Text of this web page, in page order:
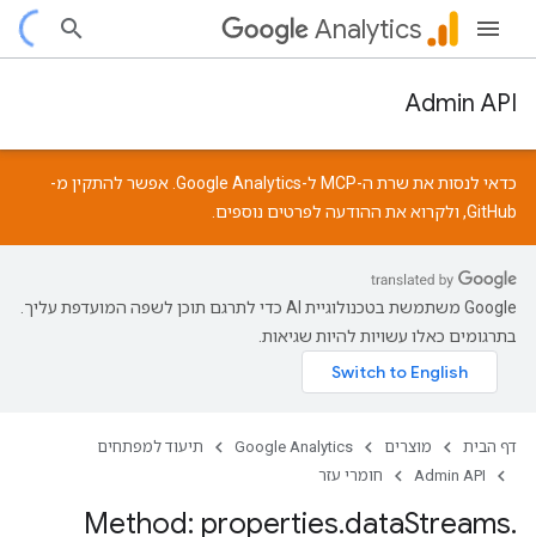
Analytics
Admin API
כדאי לנסות את שרת ה-MCP ל-Google Analytics. אפשר להתקין מ-
GitHub, ולקרוא את ההודעה לפרטים נוספים.
‫Google משתמשת בטכנולוגיית AI כדי לתרגם תוכן לשפה המועדפת עליך.
בתרגומים כאלו עשויות להיות שגיאות.
דף הבית מוצרים Google Analytics
תיעוד למפתחים
Admin API
חומרי עזר
Method: properties.dataStreams.